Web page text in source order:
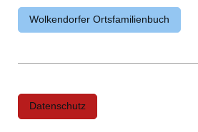
Wolkendorfer Ortsfamilienbuch
Datenschutz